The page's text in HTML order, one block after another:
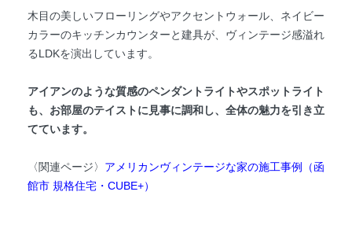
木目の美しいフローリングやアクセントウォール、ネイビー
カラーのキッチンカウンターと建具が、ヴィンテージ感溢れ
るLDKを演出しています。
アイアンのような質感のペンダントライトやスポットライト
も、お部屋のテイストに見事に調和し、全体の魅力を引き立
てています。
〈関連ページ〉 アメリカンヴィンテージな家の施工事例（函
館市 規格住宅・CUBE+）